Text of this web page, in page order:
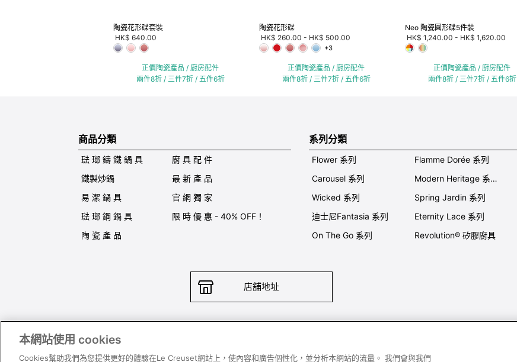
陶瓷花形碟套裝
HK$ 640.00
正價陶瓷產品 / 廚房配件
兩件8折 / 三件7折 / 五件6折
陶瓷花形碟
HK$ 260.00 - HK$ 500.00
+3
正價陶瓷產品 / 廚房配件
兩件8折 / 三件7折 / 五件6折
Neo 陶瓷圓形碟5件裝
HK$ 1,240.00 - HK$ 1,620.00
正價陶瓷產品 / 廚房配件
兩件8折 / 三件7折 / 五件6折
商品分類
琺 瑯 鑄 鐵 鍋 具
鐵製炒鍋
易 潔 鍋 具
琺 瑯 鋼 鍋 具
陶 瓷 產 品
廚 具 配 件
最 新 產 品
官 網 獨 家
限 時 優 惠 - 40% OFF！
系列分類
Flower 系列
Carousel 系列
Wicked 系列
迪士尼Fantasia 系列
On The Go 系列
Flamme Dorée 系列
Modern Heritage 系列
Spring Jardin 系列
Eternity Lace 系列
Revolution® 矽膠廚具
店舖地址
本網站使用 cookies
Cookies幫助我們為您提供更好的體驗在Le Creuset網站上，使內容和廣告個性化，並分析本網站的流量。 我們會與我們